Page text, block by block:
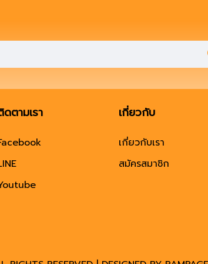
ดตามเรา เกี่ยวกับ
เกี่ยวกับเรา
สมัครสมาชิก